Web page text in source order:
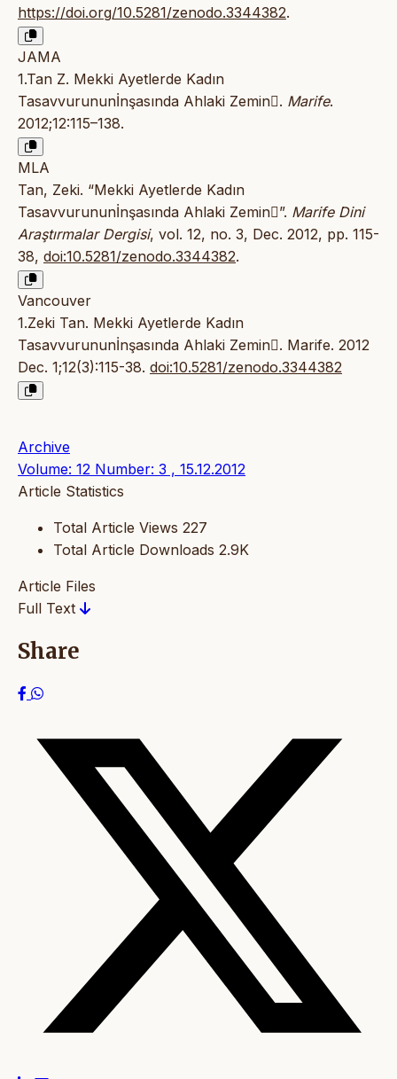
https://doi.org/10.5281/zenodo.3344382.
JAMA
1.Tan Z. Mekki Ayetlerde Kadın
Tasavvurununİnşasında Ahlaki Zemin. Marife.
2012;12:115–138.
MLA
Tan, Zeki. “Mekki Ayetlerde Kadın
Tasavvurununİnşasında Ahlaki Zemin”. Marife Dini
Araştırmalar Dergisi, vol. 12, no. 3, Dec. 2012, pp. 115-
38, doi:10.5281/zenodo.3344382.
Vancouver
1.Zeki Tan. Mekki Ayetlerde Kadın
Tasavvurununİnşasında Ahlaki Zemin. Marife. 2012
Dec. 1;12(3):115-38. doi:10.5281/zenodo.3344382
Archive
Volume: 12 Number: 3 , 15.12.2012
Article Statistics
Total Article Views 227
Total Article Downloads 2.9K
Article Files
Full Text
Share